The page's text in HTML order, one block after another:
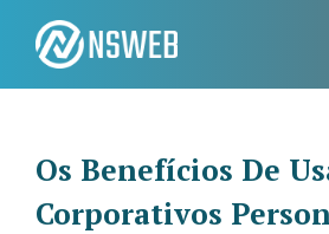
Os Benefícios De
Corporativos